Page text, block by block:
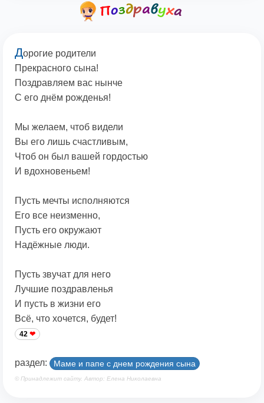
Дорогие родители
Прекрасного сына!
Поздравляем вас нынче
С его днём рожденья!
Мы желаем, чтоб видели
Вы его лишь счастливым,
Чтоб он был вашей гордостью
И вдохновеньем!
Пусть мечты исполняются
Его все неизменно,
Пусть его окружают
Надёжные люди.
Пусть звучат для него
Лучшие поздравленья
И пусть в жизни его
Всё, что хочется, будет!
42
раздел: Маме и папе с днем рождения сына
© Принадлежит сайту. Автор: Елена Николаевна